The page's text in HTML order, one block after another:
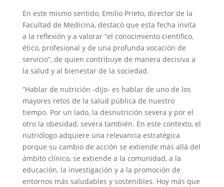
En este mismo sentido, Emilio Prieto, director de la
Facultad de Medicina, destacó que esta fecha invita
a la reflexión y a valorar “el conocimiento científico,
ético, profesional y de una profunda vocación de
servicio”, de quien contribuye de manera decisiva a
la salud y al bienestar de la sociedad.
“Hablar de nutrición -dijo- es hablar de uno de los
mayores retos de la salud pública de nuestro
tiempo. Por un lado, la desnutrición severa y por el
otro la obesidad, severa también. En este contexto, el
nutriólogo adquiere una relevancia estratégica
porque su cambio de acción se extiende más allá del
ámbito clínico, se extiende a la comunidad, a la
educación, la investigación y a la promoción de
entornos más saludables y sostenibles. Hoy más que